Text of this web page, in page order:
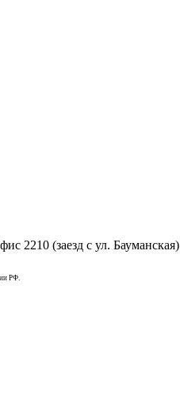
2210 (заезд с ул. Бауманская)
РФ.